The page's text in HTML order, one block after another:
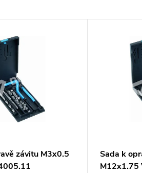
závitu M3x0.5
Sada k
M12x1.75